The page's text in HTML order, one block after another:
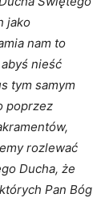
jako
nam to
nieść
tym samym
poprzez
rozlewać
Ducha, że
Pan Bóg